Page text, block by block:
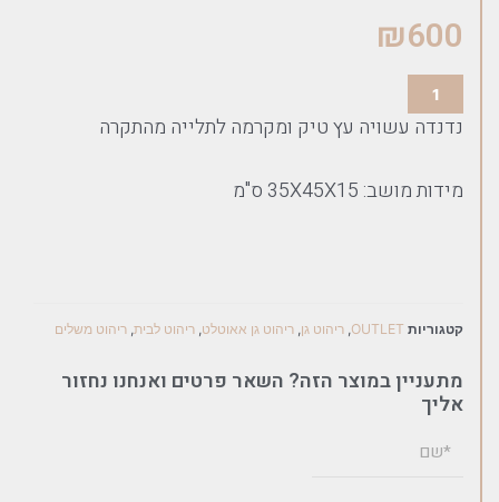
₪600
נדנדה עשויה עץ טיק ומקרמה לתלייה מהתקרה
מידות מושב: 35X45X15 ס"מ
קטגוריות OUTLET
, ריהוט גן, ריהוט גן אאוטלט, ריהוט לבית, ריהוט משלים
מתעניין במוצר הזה? השאר פרטים ואנחנו נחזור
אליך